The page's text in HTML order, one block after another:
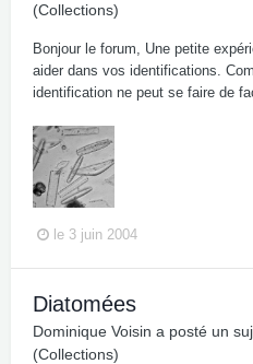
(Collections)
Bonjour le forum, Une petite
aider dans vos identifications.
identification ne peut se faire de
le 3 juin 2004
Diatomées
Dominique Voisin a posté un
(Collections)